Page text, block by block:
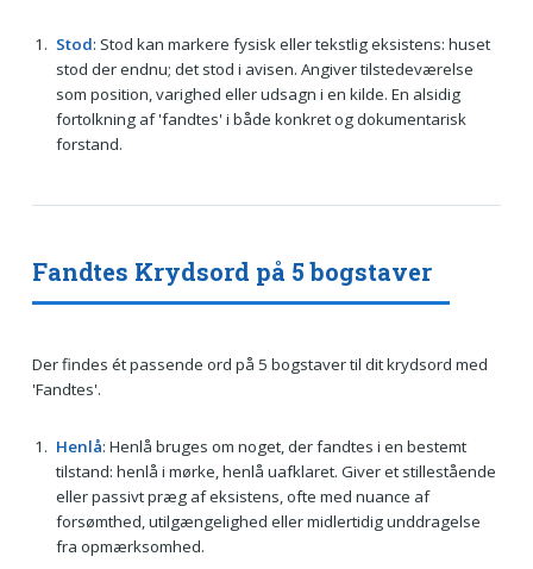
Stod: Stod kan markere fysisk eller tekstlig eksistens: huset
stod der endnu; det stod i avisen. Angiver tilstedeværelse
som position, varighed eller udsagn i en kilde. En alsidig
fortolkning af 'fandtes' i både konkret og dokumentarisk
forstand.
Fandtes Krydsord på 5 bogstaver
Der findes ét passende ord på 5 bogstaver til dit krydsord med
'Fandtes'.
Henlå: Henlå bruges om noget, der fandtes i en bestemt
tilstand: henlå i mørke, henlå uafklaret. Giver et stillestående
eller passivt præg af eksistens, ofte med nuance af
forsømthed, utilgængelighed eller midlertidig unddragelse
fra opmærksomhed.